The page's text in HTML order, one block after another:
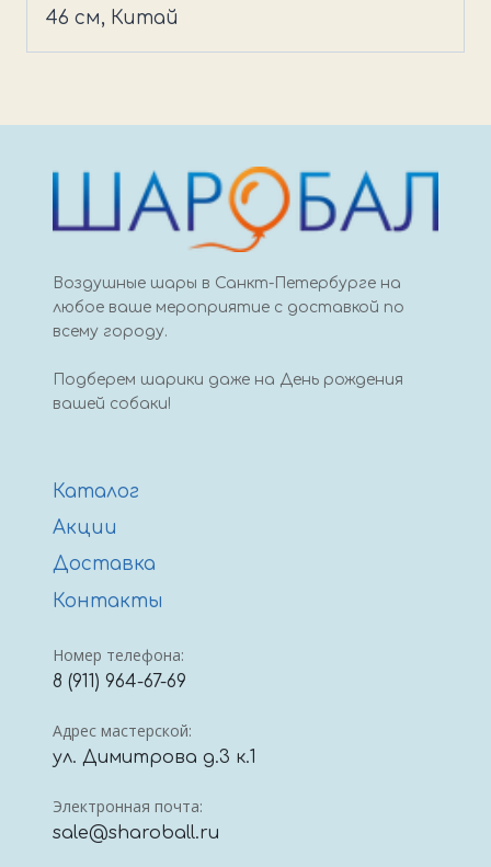
46 см, Китай
Воздушные шары в Санкт-Петербурге на
любое ваше мероприятие с доставкой по
всему городу.
Подберем шарики даже на День рождения
вашей собаки!
Каталог
Акции
Доставка
Контакты
Номер телефона:
8 (911) 964-67-69
Адрес мастерской:
ул. Димитрова д.3 к.1
Электронная почта:
sale@sharoball.ru